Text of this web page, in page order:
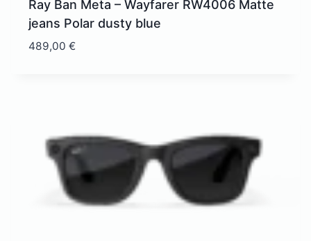
Ray Ban Meta – Wayfarer RW4006 Matte
jeans Polar dusty blue
489,00€